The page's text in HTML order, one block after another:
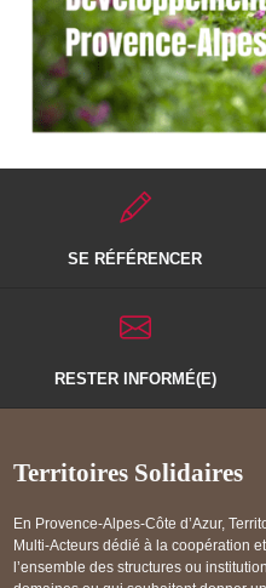
SE RÉFÉRENCER
RESTER INFORMÉ(E)
Territoires Solidaires
En Provence-Alpes-Côte d’Azur,
Multi-Acteurs dédié à la coopération
l’ensemble des structures ou